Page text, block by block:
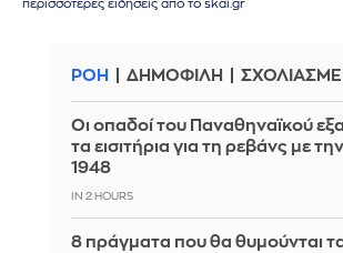
περισσότερες ειδήσεις από το skai.gr
ΡΟΗ ΔΗΜΟΦΙΛΗ
Οι οπαδοί του Παναθηναϊκού
τα εισιτήρια για τη ρεβάνς με
1948
IN 2 HOURS
8 πράγματα που θα θυμούνται τα